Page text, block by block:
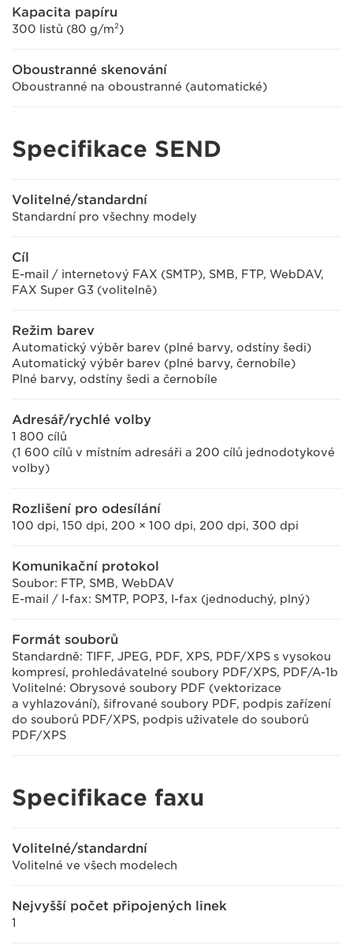
Kapacita papíru
300 listů (80 g/m²)
Oboustranné skenování
Oboustranné na oboustranné (automatické)
Specifikace SEND
Volitelné/standardní
Standardní pro všechny modely
Cíl
E-mail / internetový FAX (SMTP), SMB, FTP, WebDAV,
FAX Super G3 (volitelně)
Režim barev
Automatický výběr barev (plné barvy, odstíny šedi)
Automatický výběr barev (plné barvy, černobíle)
Plné barvy, odstíny šedi a černobíle
Adresář/rychlé volby
1 800 cílů
(1 600 cílů v místním adresáři a 200 cílů jednodotykové
volby)
Rozlišení pro odesílání
100 dpi, 150 dpi, 200 × 100 dpi, 200 dpi, 300 dpi
Komunikační protokol
Soubor: FTP, SMB, WebDAV
E-mail / I-fax: SMTP, POP3, I-fax (jednoduchý, plný)
Formát souborů
Standardně: TIFF, JPEG, PDF, XPS, PDF/XPS s vysokou
kompresí, prohledávatelné soubory PDF/XPS, PDF/A-1b
Volitelné: Obrysové soubory PDF (vektorizace
a vyhlazování), šifrované soubory PDF, podpis zařízení
do souborů PDF/XPS, podpis uživatele do souborů
PDF/XPS
Specifikace faxu
Volitelné/standardní
Volitelné ve všech modelech
Nejvyšší počet připojených linek
1